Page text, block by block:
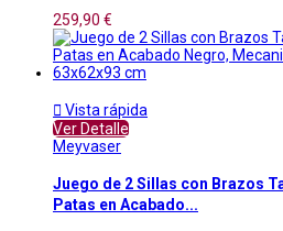
259,90 €
 Vista rápida
Ver Detalle
Meyvaser
Juego de 2 Sillas con Brazos
Patas en Acabado...